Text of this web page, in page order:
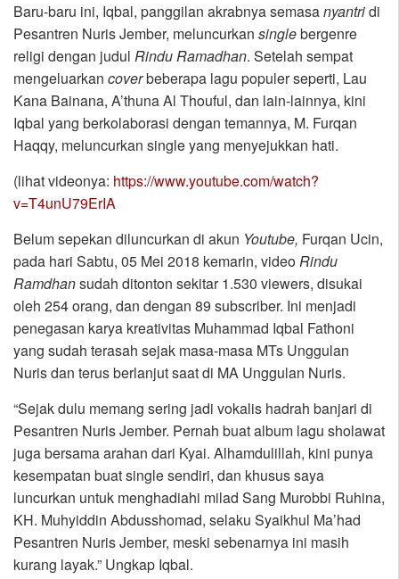
Baru-baru ini, Iqbal, panggilan akrabnya semasanyantridi
Pesantren Nuris Jember, meluncurkan singlebergenre
religi dengan judul Rindu Ramadhan. Setelah sempat
mengeluarkan coverbeberapa lagu populer seperti, Lau
Kana Bainana, A’thuna Al Thouful, dan lain-lainnya, kini
Iqbal yang berkolaborasi dengan temannya, M. Furqan
Haqqy, meluncurkan single yang menyejukkan hati.
(lihat videonya: https://www.youtube.com/watch?
v=T4unU79ErIA
Belum sepekan diluncurkan di akun Youtube, Furqan Ucin,
pada hari Sabtu, 05 Mei 2018 kemarin, videoRindu
Ramdhansudah ditonton sekitar 1.530 viewers, disukai
oleh 254 orang, dan dengan 89 subscriber. Ini menjadi
penegasan karya kreativitas Muhammad Iqbal Fathoni
yang sudah terasah sejak masa-masa MTs Unggulan
Nuris dan terus berlanjut saat di MA Unggulan Nuris.
“Sejak dulu memang sering jadi vokalis hadrah banjari di
Pesantren Nuris Jember. Pernah buat album lagu sholawat
juga bersama arahan dari Kyai. Alhamdulillah, kini punya
kesempatan buat single sendiri, dan khusus saya
luncurkan untuk menghadiahi milad Sang Murobbi Ruhina,
KH. Muhyiddin Abdusshomad, selaku Syaikhul Ma’had
Pesantren Nuris Jember, meski sebenarnya ini masih
kurang layak.” Ungkap Iqbal.